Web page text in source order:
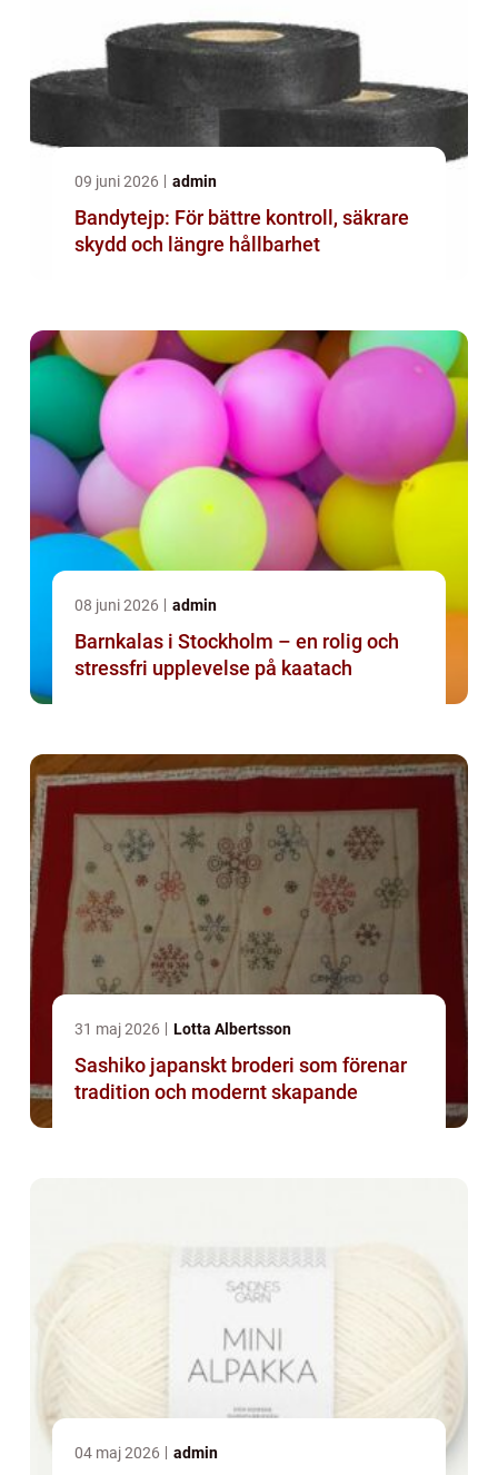
09 juni 2026 admin
Bandytejp: För bättre kontroll, säkrare
skydd och längre hållbarhet
08 juni 2026 admin
Barnkalas i Stockholm – en rolig och
stressfri upplevelse på kaatach
31 maj 2026 Lotta Albertsson
Sashiko japanskt broderi som förenar
tradition och modernt skapande
04 maj 2026 admin